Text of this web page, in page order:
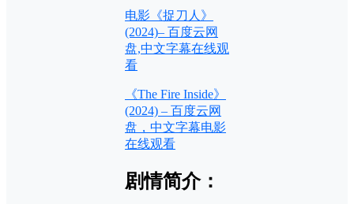
电影《捉刀人》
(2024)– 百度云网
盘,中文字幕在线观
看
《The Fire Inside》
(2024) – 百度云网
盘，中文字幕电影
在线观看
剧情简介：